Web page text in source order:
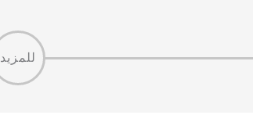
للمزيد